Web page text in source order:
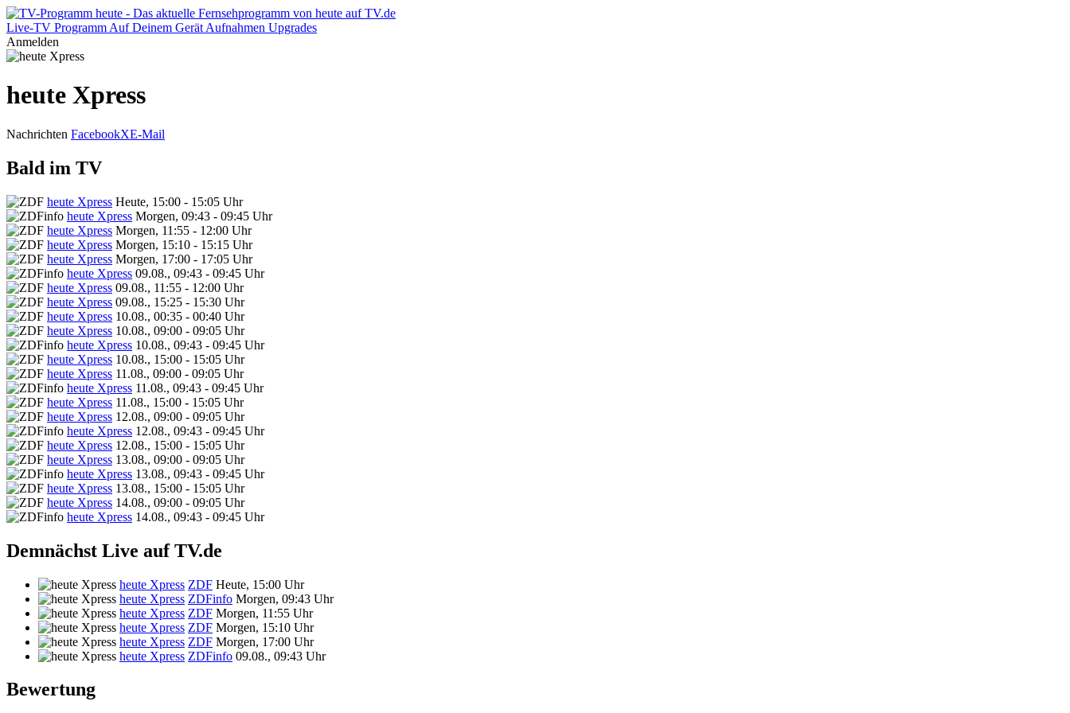
Live-TV Programm Auf Deinem Gerät Aufnahmen Upgrades
Anmelden
heute Xpress
Nachrichten FacebookXE-Mail
Bald im TV
heute Xpress Heute, 15:00 - 15:05 Uhr
heute Xpress Morgen, 09:43 - 09:45 Uhr
heute Xpress Morgen, 11:55 - 12:00 Uhr
heute Xpress Morgen, 15:10 - 15:15 Uhr
heute Xpress Morgen, 17:00 - 17:05 Uhr
heute Xpress 09.08., 09:43 - 09:45 Uhr
heute Xpress 09.08., 11:55 - 12:00 Uhr
heute Xpress 09.08., 15:25 - 15:30 Uhr
heute Xpress 10.08., 00:35 - 00:40 Uhr
heute Xpress 10.08., 09:00 - 09:05 Uhr
heute Xpress 10.08., 09:43 - 09:45 Uhr
heute Xpress 10.08., 15:00 - 15:05 Uhr
heute Xpress 11.08., 09:00 - 09:05 Uhr
heute Xpress 11.08., 09:43 - 09:45 Uhr
heute Xpress 11.08., 15:00 - 15:05 Uhr
heute Xpress 12.08., 09:00 - 09:05 Uhr
heute Xpress 12.08., 09:43 - 09:45 Uhr
heute Xpress 12.08., 15:00 - 15:05 Uhr
heute Xpress 13.08., 09:00 - 09:05 Uhr
heute Xpress 13.08., 09:43 - 09:45 Uhr
heute Xpress 13.08., 15:00 - 15:05 Uhr
heute Xpress 14.08., 09:00 - 09:05 Uhr
heute Xpress 14.08., 09:43 - 09:45 Uhr
Demnächst Live auf TV.de
heute Xpress ZDF Heute, 15:00 Uhr
heute Xpress ZDFinfo Morgen, 09:43 Uhr
heute Xpress ZDF Morgen, 11:55 Uhr
heute Xpress ZDF Morgen, 15:10 Uhr
heute Xpress ZDF Morgen, 17:00 Uhr
heute Xpress ZDFinfo 09.08., 09:43 Uhr
Bewertung